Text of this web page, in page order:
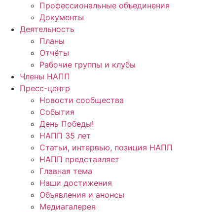
Профессиональные объединения
Документы
Деятельность
Планы
Отчёты
Рабочие группы и клубы
Члены НАПП
Пресс-центр
Новости сообщества
События
День Победы!
НАПП 35 лет
Статьи, интервью, позиция НАПП
НАПП представляет
Главная тема
Наши достижения
Объявления и анонсы
Медиагалерея